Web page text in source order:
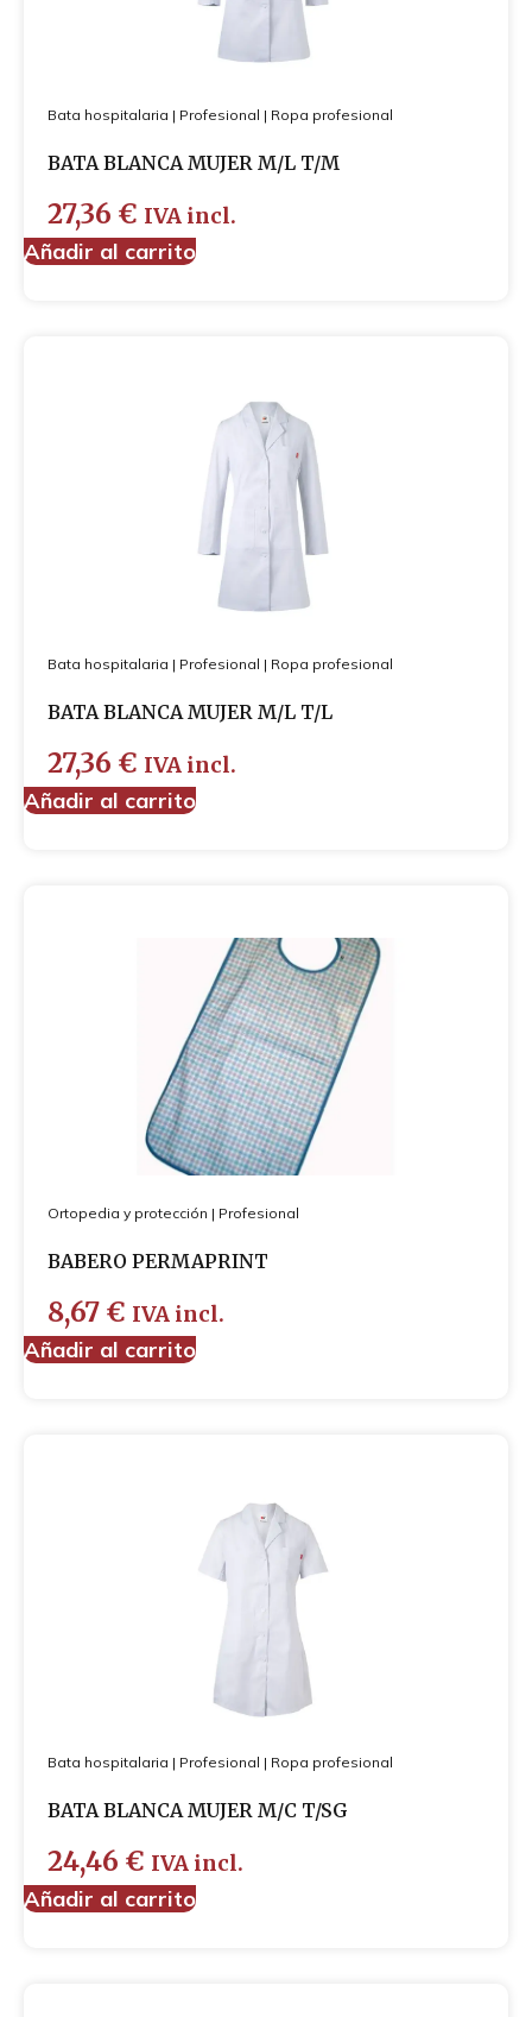
Albornoces
Profesional
Desechables
Ortopedia y protección
Ropa profesional
Chaquetas de punto
Bata hospitalaria | Profesional | Ropa profesional
BATA BLANCA MUJER M/L T/M
27,36 € IVA incl.
Añadir al carrito
Bata hospitalaria | Profesional | Ropa profesional
BATA BLANCA MUJER M/L T/L
27,36 € IVA incl.
Añadir al carrito
Ortopedia y protección | Profesional
BABERO PERMAPRINT
8,67 € IVA incl.
Añadir al carrito
Bata hospitalaria | Profesional | Ropa profesional
BATA BLANCA MUJER M/C T/SG
24,46 € IVA incl.
Añadir al carrito